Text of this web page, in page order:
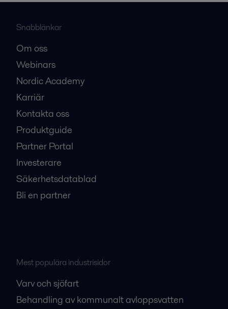
Snabblänkar
Om oss
Webinars
Nordic Academy
Karriär
Kontakta oss
Produktguide
Partner Portal
Investerare
Säkerhetsdatablad
Bli en partner
Mest populära industrisidor
Varv och sjöfart
Behandling av kommunalt avloppsvatten